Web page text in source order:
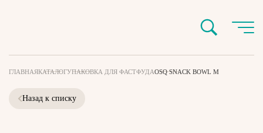
ГЛАВНАЯКАТАЛОГУПАКОВКА ДЛЯ ФАСТФУДАOSQ SNACK BOWL M
Назад к списку